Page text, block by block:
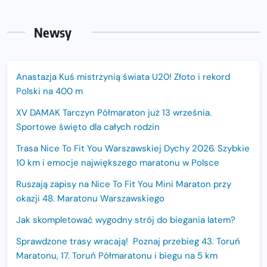
Newsy
Anastazja Kuś mistrzynią świata U20! Złoto i rekord
Polski na 400 m
XV DAMAK Tarczyn Półmaraton już 13 września.
Sportowe święto dla całych rodzin
Trasa Nice To Fit You Warszawskiej Dychy 2026. Szybkie
10 km i emocje największego maratonu w Polsce
Ruszają zapisy na Nice To Fit You Mini Maraton przy
okazji 48. Maratonu Warszawskiego
Jak skompletować wygodny strój do biegania latem?
Sprawdzone trasy wracają! Poznaj przebieg 43. Toruń
Maratonu, 17. Toruń Półmaratonu i biegu na 5 km